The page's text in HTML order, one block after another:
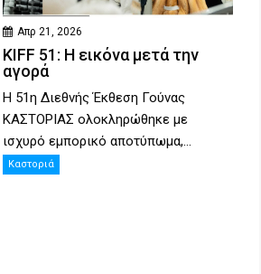
Απρ 21, 2026
KIFF 51: Η εικόνα μετά την
αγορά
Η 51η Διεθνής Έκθεση Γούνας
ΚΑΣΤΟΡΙΑΣ ολοκληρώθηκε με
ισχυρό εμπορικό αποτύπωμα,...
Καστοριά